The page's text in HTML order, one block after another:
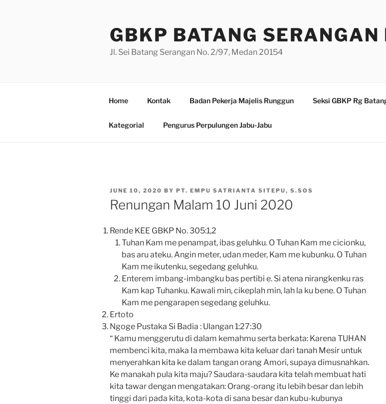
GBKP BATANG SERANGAN
Jl. Sei Batang Serangan No. 2/97, Medan 20154
Home Kontak Badan Pekerja Majelis Runggun Seksi GBKP Rg
Kategorial Pengurus Perpulungen Jabu-Jabu
POSTED
ON
JUNE 10, 2020 BY PT. EMPU SATRIANTA SITEPU, S.SOS
Renungan Malam 10 Juni 2020
Rende KEE GBKP No. 305:1,2
Tuhan Kam me penampat, ibas geluhku. O Tuhan Kam me cicionku,
bas aru ateku. Angin meter, udan meder, Kam me kubunku. O Tuhan
Kam me ikutenku, segedang geluhku.
Enterem imbang-imbangku bas pertibi e. Si atena nirangkenku ras
Kam kap Tuhanku. Kawali min, cikeplah min, lah la ku bene. O Tuhan
Kam me pengarapen segedang geluhku.
Ertoto
Ngoge Pustaka Si Badia : Ulangan 1:27:30
“ Kamu menggerutu di dalam kemahmu serta berkata: Karena TUHAN
membenci kita, maka Ia membawa kita keluar dari tanah Mesir untuk
menyerahkan kita ke dalam tangan orang Amori, supaya dimusnahkan.
Ke manakah pula kita maju? Saudara-saudara kita telah membuat hati
kita tawar dengan mengatakan: Orang-orang itu lebih besar dan lebih
tinggi dari pada kita, kota-kota di sana besar dan kubu-kubunya